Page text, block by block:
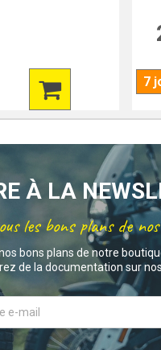
7
À LA
les bons plans de
bons plans de notre
de la documentation sur